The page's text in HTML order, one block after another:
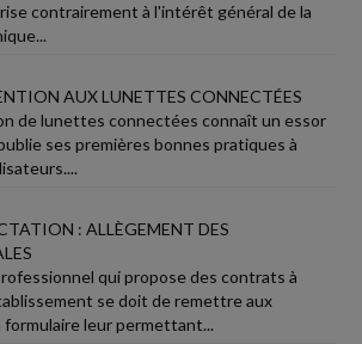
contrairement à l'intérêt général de la
AUX LUNETTES CONNECTÉES
de lunettes connectées connaît un essor
ses premières bonnes pratiques à
: ALLÈGEMENT DES
qui propose des contrats à
se doit de remettre aux
leur permettant...